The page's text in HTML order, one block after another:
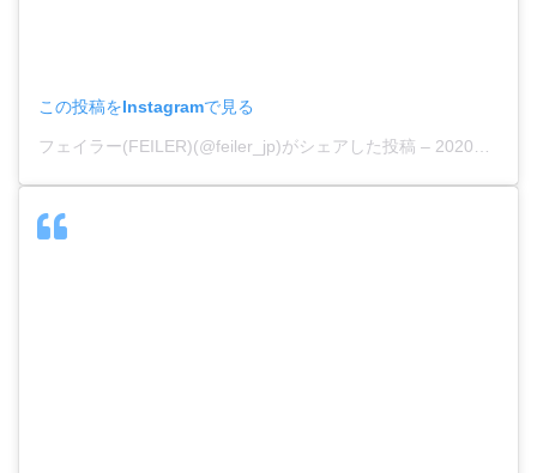
この投稿をInstagramで見る
フェイラー(FEILER)(@feiler_jp)がシェアした投稿 – 2020年 4月月17日午後10時30分PDT